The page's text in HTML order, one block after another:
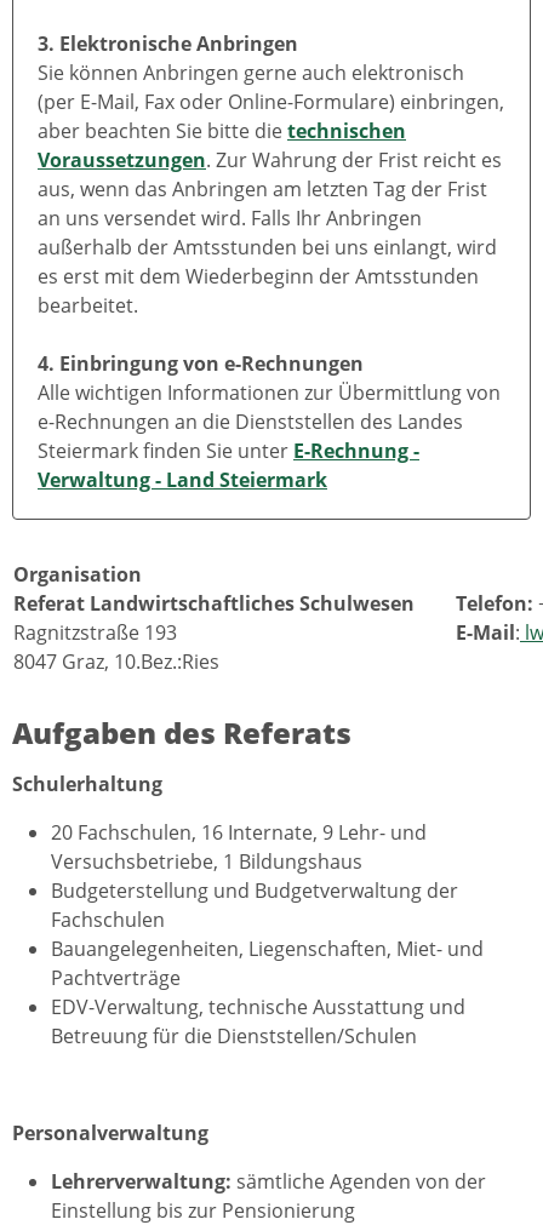
3. Elektronische Anbringen
Sie können Anbringen gerne auch elektronisch
(per E-Mail, Fax oder Online-Formulare) einbringen,
aber beachten Sie bitte dietechnischen
Voraussetzungen. Zur Wahrung der Frist reicht es
aus, wenn das Anbringen am letzten Tag der Frist
an uns versendet wird. Falls Ihr Anbringen
außerhalb der Amtsstunden bei uns einlangt, wird
es erst mit dem Wiederbeginn der Amtsstunden
bearbeitet.
4. Einbringung von e-Rechnungen
Alle wichtigen Informationen zur Übermittlung von
e-Rechnungen an die Dienststellen des Landes
Steiermark finden Sie unter E-Rechnung -
Verwaltung - Land Steiermark
Organisation
Referat Landwirtschaftliches Schulwesen
Ragnitzstraße 193
8047 Graz, 10.Bez.:Ries
Telefon:
E-Mail:
Aufgaben des Referats
Schulerhaltung
20 Fachschulen, 16 Internate, 9 Lehr- und
Versuchsbetriebe, 1 Bildungshaus
Budgeterstellung und Budgetverwaltung der
Fachschulen
Bauangelegenheiten, Liegenschaften, Miet- und
Pachtverträge
EDV-Verwaltung, technische Ausstattung und
Betreuung für die Dienststellen/Schulen
Personalverwaltung
Lehrerverwaltung: sämtliche Agenden von der
Einstellung bis zur Pensionierung